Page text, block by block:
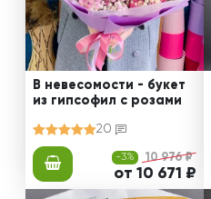
В невесомости - букет
из гипсофил с розами
20
-3% 10 976 ₽
от 10 671 ₽